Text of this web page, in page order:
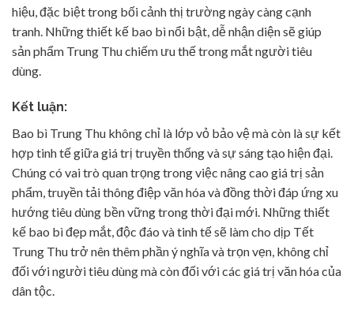
hiệu, đặc biệt trong bối cảnh thị trường ngày càng cạnh
tranh. Những thiết kế bao bì nổi bật, dễ nhận diện sẽ giúp
sản phẩm Trung Thu chiếm ưu thế trong mắt người tiêu
dùng.
Kết luận:
Bao bì Trung Thu không chỉ là lớp vỏ bảo vệ mà còn là sự kết
hợp tinh tế giữa giá trị truyền thống và sự sáng tạo hiện đại.
Chúng có vai trò quan trọng trong việc nâng cao giá trị sản
phẩm, truyền tải thông điệp văn hóa và đồng thời đáp ứng xu
hướng tiêu dùng bền vững trong thời đại mới. Những thiết
kế bao bì đẹp mắt, độc đáo và tinh tế sẽ làm cho dịp Tết
Trung Thu trở nên thêm phần ý nghĩa và trọn vẹn, không chỉ
đối với người tiêu dùng mà còn đối với các giá trị văn hóa của
dân tộc.